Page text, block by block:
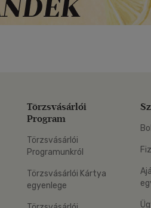
Törzsvásárlói
Program
Törzsvásárlói
Programunkról
Törzsvásárlói Kártya
egyenlege